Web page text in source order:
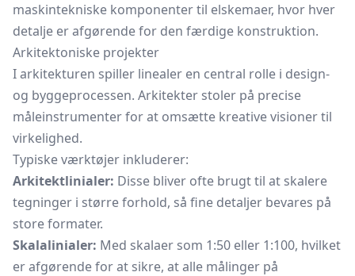
maskintekniske komponenter til elskemaer, hvor hver
detalje er afgørende for den færdige konstruktion.
Arkitektoniske projekter
I arkitekturen spiller linealer en central rolle i design-
og byggeprocessen. Arkitekter stoler på precise
måleinstrumenter for at omsætte kreative visioner til
virkelighed.
Typiske værktøjer inkluderer:
Arkitektlinialer: Disse bliver ofte brugt til at skalere
tegninger i større forhold, så fine detaljer bevares på
store formater.
Skalalinialer: Med skalaer som 1:50 eller 1:100, hvilket
er afgørende for at sikre, at alle målinger på